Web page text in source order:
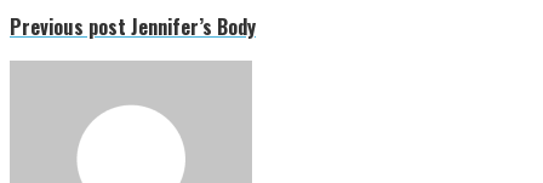
Previous post Jennifer’s Body